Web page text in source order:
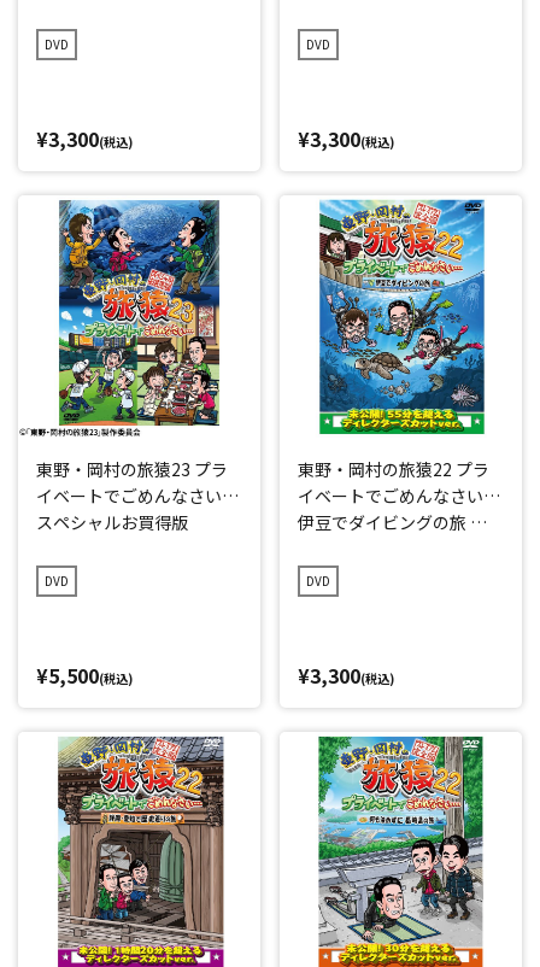
編 プレミアム完全版
DVD
¥3,300(税込)
編 プレミアム完全版
DVD
¥3,300(税込)
東野・岡村の旅猿23 プラ
イベートでごめんなさい…
スペシャルお買得版
DVD
¥5,500(税込)
東野・岡村の旅猿22 プラ
イベートでごめんなさい…
伊豆でダイビングの旅 プ
DVD
¥3,300(税込)